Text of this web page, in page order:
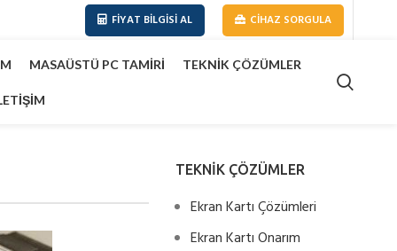
FIYAT BILGISI AL CIHAZ SORGULA
MASAÜSTÜ PC TAMIRI TEKNIK ÇÖZÜMLER
TEKNİK ÇÖZÜMLER
Ekran Kartı Çözümleri
Ekran Kartı Onarım